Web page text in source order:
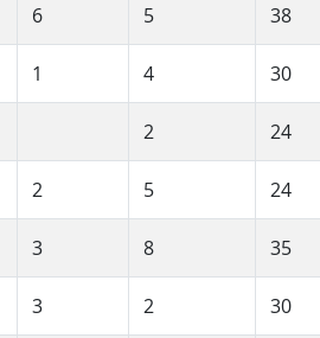
6 5 38
1 4 30
2 24
2 5 24
3 8 35
3 2 30